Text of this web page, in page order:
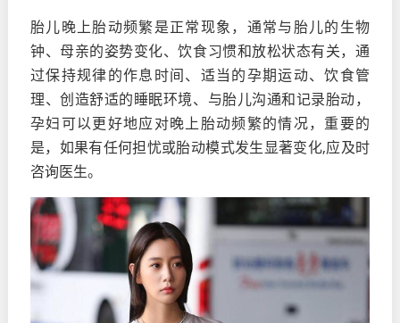
胎儿晚上胎动频繁是正常现象，通常与胎儿的生物
钟、母亲的姿势变化、饮食习惯和放松状态有关，通
过保持规律的作息时间、适当的孕期运动、饮食管
理、创造舒适的睡眠环境、与胎儿沟通和记录胎动，
孕妇可以更好地应对晚上胎动频繁的情况，重要的
是，如果有任何担忧或胎动模式发生显著变化,应及时
咨询医生。